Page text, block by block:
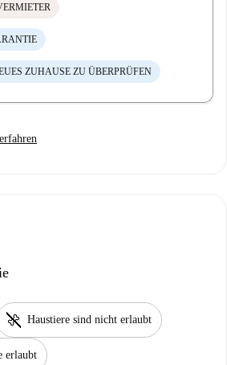
ZUHAUSE ZU ÜBERPRÜFEN
pet_supplies Haustiere sind nicht erlaubt
erlaubt